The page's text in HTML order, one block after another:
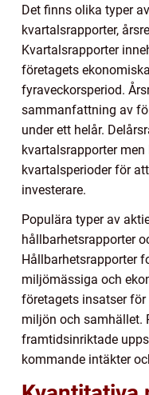
Det finns olika typer
kvartalsrapporter,
Kvartalsrapporter
företagets
fyraveckorsperiod.
sammanfattning av
under ett helår.
kvartalsrapporter
kvartalsperioder för
investerare.
Populära typer av
hållbarhetsrapporter
Hållbarhetsrapporter
miljömässiga och
företagets insatser
miljön och samhället.
framtidsinriktade
kommande intäkter